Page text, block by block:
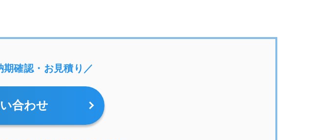
確認・お見積り／
合わせ